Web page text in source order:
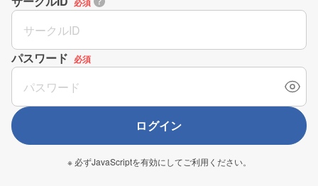
パスワード 必須
ログイン
※ 必ずJavaScriptを有効にしてご利用ください。